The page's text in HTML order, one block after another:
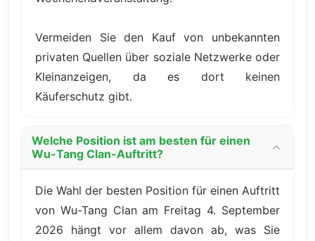
Vermeiden Sie den Kauf von unbekannten
privaten Quellen über soziale Netzwerke oder
Kleinanzeigen, da es dort keinen
Käuferschutz gibt.
Welche Position ist am besten für einen
Wu-Tang Clan-Auftritt?
Die Wahl der besten Position für einen Auftritt
von Wu-Tang Clan am Freitag 4. September
2026 hängt vor allem davon ab, was Sie